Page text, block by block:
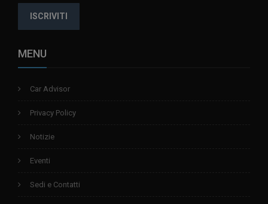
ISCRIVITI
MENU
Car Advisor
Privacy Policy
Notizie
Eventi
Sedi e Contatti